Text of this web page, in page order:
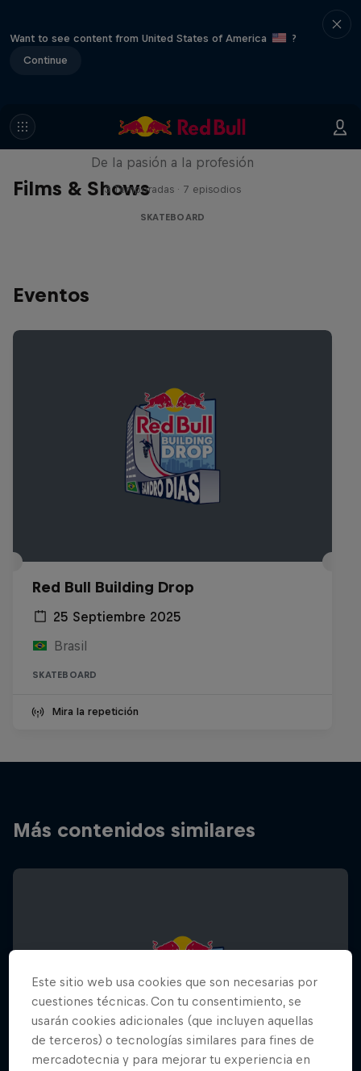
Want to see content from United States of America
?
Continue
Films & Shows
Until 18
De la pasión a la profesión
3 Temporadas · 7 episodios
SKATEBOARD
Eventos
Red Bull Building Drop
25 Septiembre 2025
Brasil
SKATEBOARD
Mira la repetición
Más contenidos similares
Este sitio web usa cookies que son necesarias por
cuestiones técnicas. Con tu consentimiento, se
usarán cookies adicionales (que incluyen aquellas
de terceros) o tecnologías similares para fines de
mercadotecnia y para mejorar tu experiencia en